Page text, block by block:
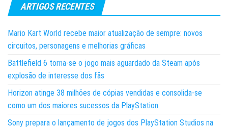
ARTIGOS RECENTES
Mario Kart World recebe maior atualização de sempre: novos
circuitos, personagens e melhorias gráficas
Battlefield 6 torna-se o jogo mais aguardado da Steam após
explosão de interesse dos fãs
Horizon atinge 38 milhões de cópias vendidas e consolida-se
como um dos maiores sucessos da PlayStation
Sony prepara o lançamento de jogos dos PlayStation Studios na